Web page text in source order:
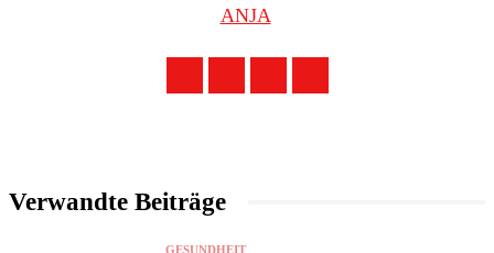
ANJA
Verwandte Beiträge
GESUNDHEIT